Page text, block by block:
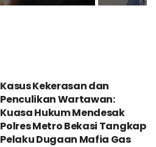
Kasus Kekerasan dan
Penculikan Wartawan:
Kuasa Hukum Mendesak
Polres Metro Bekasi Tangkap
Pelaku Dugaan Mafia Gas